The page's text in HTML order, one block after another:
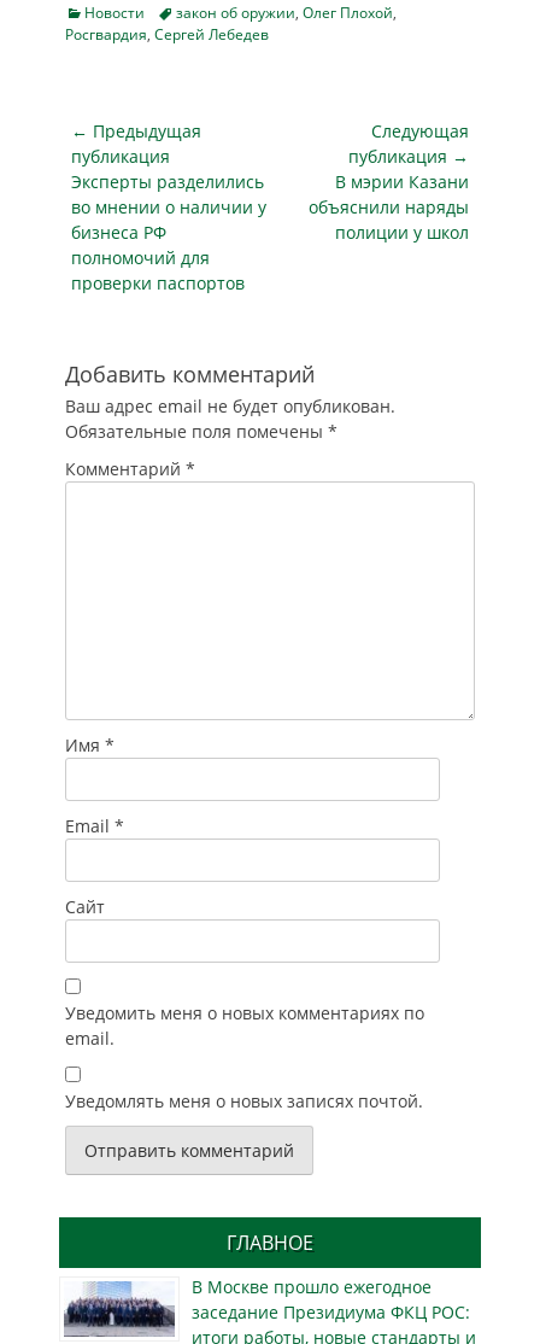
Categories
Новости Tagsзакон об оружии, Олег Плохой,
Росгвардия, Сергей Лебедев
Навигация
по
записям
← Предыдущая
публикация
Предыдущая
публикация
Эксперты разделились
во мнении о наличии у
бизнеса РФ
полномочий для
проверки паспортов
Следующая
публикация →
Следующая
публикация
В мэрии Казани
объяснили наряды
полиции у школ
Добавить комментарий
Ваш адрес email не будет опубликован.
Обязательные поля помечены *
Комментарий *
Имя *
Email *
Сайт
Уведомить меня о новых комментариях по
email.
Уведомлять меня о новых записях почтой.
ГЛАВНОЕ
В Москве прошло ежегодное
заседание Президиума ФКЦ РОС:
итоги работы, новые стандарты и